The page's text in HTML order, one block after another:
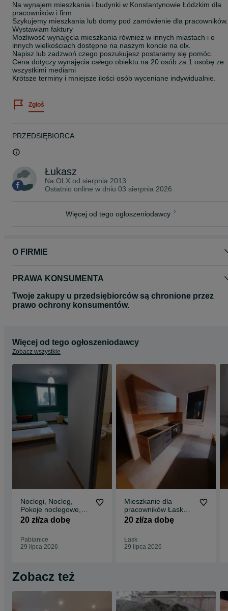
Na wynajem mieszkania i budynki w Konstantynowie Łódzkim dla
pracowników i firm
Szykujemy mieszkania lub domy pod zamówienie dla pracowników.
Wystawiam faktury
Możliwość wynajęcia mieszkania również w innych miastach i o
innych wielkościach dostępne na naszym koncie na olx.
Napisz lub zadzwoń czego poszukujesz postaramy się pomóc.
Cena dotyczy wynajęcia całego obiektu na 20 osób za 1 osobę ze
wszystkimi mediami
Krótsze terminy i mniejsze ilości osób wyceniane indywidualnie.
Zgłoś
PRZEDSIĘBIORCA
Łukasz
Na OLX od sierpnia 2013
Ostatnio online w dniu 03 sierpnia 2026
Więcej od tego ogłoszeniodawcy
O FIRMIE
PRAWA KONSUMENTA
Twoje zakupy u przedsiębiorców są chronione przez
prawo ochrony konsumentów.
Więcej od tego ogłoszeniodawcy
Zobacz wszystkie
Noclegi, Nocleg,
Pokoje noclegowe,
Hostel krótkie terminy
20 zł/za dobę
Pabianice
29 lipca 2026
Mieszkanie dla
pracowników Łask
Kwatery pracownicze,
20 zł/za dobę
Łask
29 lipca 2026
Zobacz też